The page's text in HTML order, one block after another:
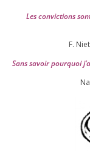
Les convic­tions
F.
Sans savoir pour­quoi